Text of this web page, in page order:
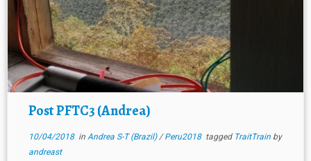
Post PFTC3 (Andrea)
10/04/2018in Andrea S-T (Brazil)/Peru2018 tagged TraitTrain by
andreast